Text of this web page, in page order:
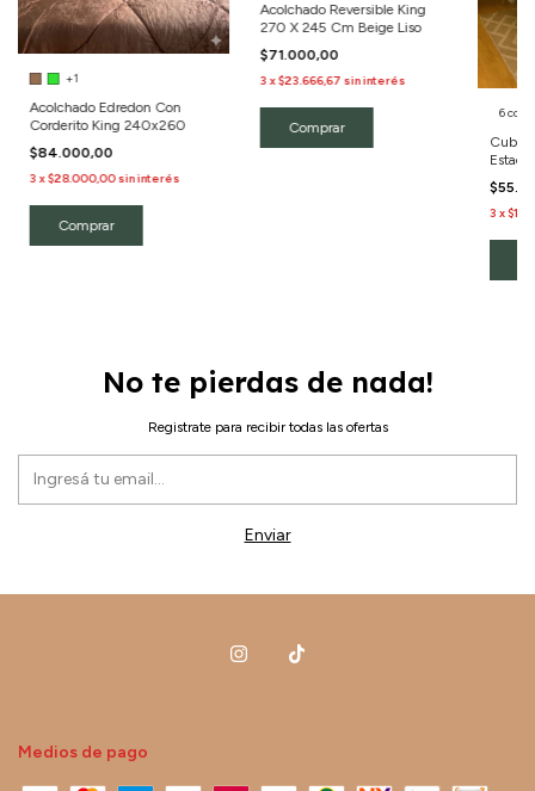
+1
Acolchado Edredon Con
Corderito King 240x260
$84.000,00
3 x$28.000,00sin interés
Comprar
Acolchado Reversible King
270 X 245 Cm Beige Liso
$71.000,00
3x$23.666,67 sin interés
6
3 x
No te pierdas de nada!
Registrate para recibir todas las ofertas
Medios de pago